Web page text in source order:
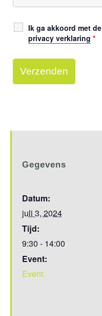
Ik ga akkoord met de
privacy verklaring *
Gegevens
Datum:
juli 3, 2024
Tijd:
9:30 - 14:00
Event:
Event